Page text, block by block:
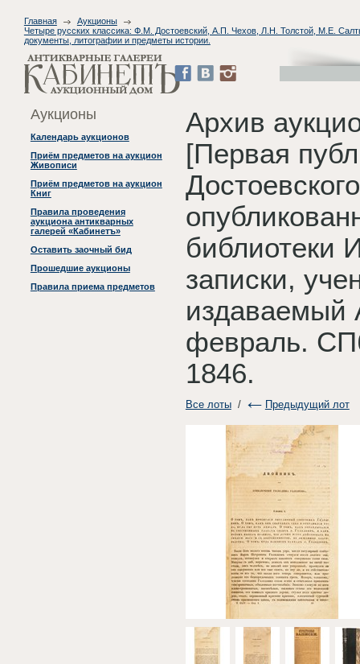
Главная
Аукционы
Четыре русских классика: Ф.М. Достоевский, А.П. Чехов, Л.Н. Толстой, М.Е.
документы, литографии и предметы истории.
Аукционы
Календарь аукционов
Приём предметов на аукцион
Живописи
Приём предметов на аукцион
Книг
Правила проведения
аукциона антикварных
галерей «Кабинетъ»
Оставить заочный бид
Прошедшие аукционы
Правила приема предметов
Архив
[Первая
библиотеки
записки,
издаваемый
февраль.
1846.
Все лоты/ Предыдущий лот